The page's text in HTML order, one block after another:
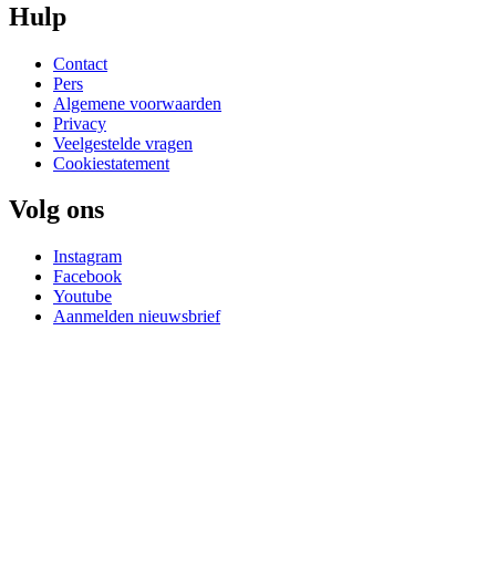
Hulp
Contact
Pers
Algemene voorwaarden
Privacy
Veelgestelde vragen
Cookiestatement
Volg ons
Instagram
Facebook
Youtube
Aanmelden nieuwsbrief